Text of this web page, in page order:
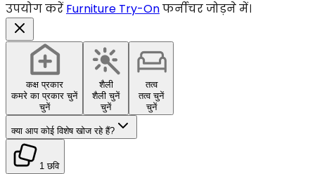
उपयोग करें Furniture Try-Onफर्नीचर जोड़ने में।
कक्ष प्रकार
कमरे का प्रकार चुनें
चुनें
शैली
शैली चुनें
चुनें
तत्व
तत्व चुनें
चुनें
क्या आप कोई विशेष खोज रहे हैं?
1 छवि